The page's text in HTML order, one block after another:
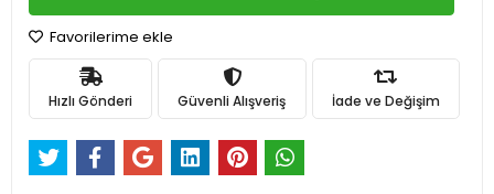
Favorilerime ekle
Hızlı Gönderi Güvenli Alışveriş İade ve Değişim